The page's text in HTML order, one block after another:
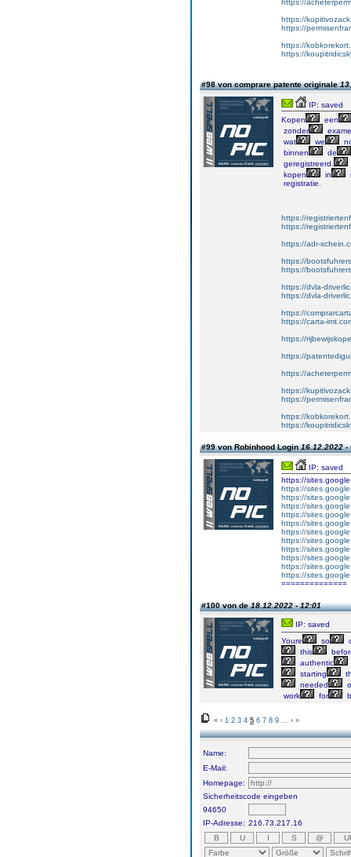
https://
https://
https://
https://
https://
#98 von comprare patente originale
IP: saved
Kopen
een
zonder
wat
we
binnen
de
geregistreerd.
kopen
in
registratie.
https://
https://
https://adr-
https://
https://
https://dvla-
https://dvla-
https://
https://carta-
https://
https://
https://
https://
https://
https://
https://
#99 von Robinhood Login16.12.2022 -
IP: saved
https://
https://
https://
https://
https://
https://
https://
https://
https://
https://
https://
https://
==============
#100 von de18.12.2022 - 12:01
IP: saved
Youre
so
this
authentic
starting
needed
work
for
« ‹ 1 2 3 4 5 6 7 8 9 › »
Name:
E-Mail:
Homepage:
Sicherheitscode eingeben
94650
IP-Adresse: 216.73.217.16